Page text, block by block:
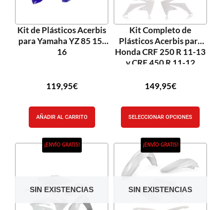
Kit de Plásticos Acerbis
para Yamaha YZ 85 15-
16
119,95€
AÑADIR AL CARRITO
Kit Completo de
Plásticos Acerbis para
Honda CRF 250 R 11-13
y CRF 450 R 11-12
149,95€
SELECCIONAR OPCIONES
SIN EXISTENCIAS
¡ENVÍO GRATIS!
SIN EXISTENCIAS
¡ENVÍO GRATIS!